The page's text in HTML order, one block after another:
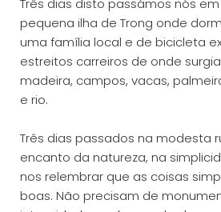
Três dias disto passámos nós
pequena ilha de Trong onde
uma família local e de bicicleta
estreitos carreiros de onde
madeira, campos, vacas,
e rio.
Três dias passados na modesta
encanto da natureza, na
nos relembrar que as coisas
boas. Não precisam de